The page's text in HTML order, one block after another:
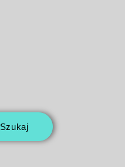
Szukaj